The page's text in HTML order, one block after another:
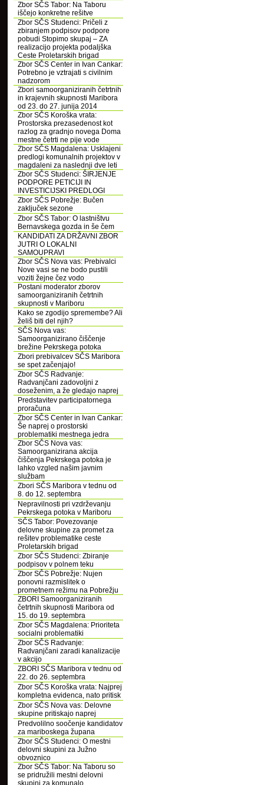
Zbor SČS Tabor: Na Taboru
iščejo konkretne rešitve
Zbor SČS Studenci: Pričeli z
zbiranjem podpisov podpore
pobudi Stopimo skupaj – ZA
realizacijo projekta podaljška
Ceste Proletarskih brigad
Zbor SČS Center in Ivan Cankar:
Potrebno je vztrajati s civilnim
nadzorom
Zbori samoorganiziranih četrtnih
in krajevnih skupnosti Maribora
od 23. do 27. junija 2014
Zbor SČS Koroška vrata:
Prostorska prezasedenost kot
razlog za gradnjo novega Doma
mestne četrti ne pije vode
Zbor SČS Magdalena: Usklajeni
predlogi komunalnih projektov v
magdaleni za naslednji dve leti
Zbor SČS Studenci: ŠIRJENJE
PODPORE PETICIJI IN
INVESTICIJSKI PREDLOGI
Zbor SČS Pobrežje: Bučen
zaključek sezone
Zbor SČS Tabor: O lastništvu
Bernavskega gozda in še čem
KANDIDATI ZA DRŽAVNI ZBOR
JUTRI O LOKALNI
SAMOUPRAVI
Zbor SČS Nova vas: Prebivalci
Nove vasi se ne bodo pustili
voziti žejne čez vodo
Postani moderator zborov
samoorganiziranih četrtnih
skupnosti v Mariboru
Kako se zgodijo spremembe? Ali
želiš biti del njih?
SČS Nova vas:
Samoorganizirano čiščenje
brežine Pekrskega potoka
Zbori prebivalcev SČS Maribora
se spet začenjajo!
Zbor SČS Radvanje:
Radvanjčani zadovoljni z
doseženim, a že gledajo naprej
Predstavitev participatornega
proračuna
Zbor SČS Center in Ivan Cankar:
Še naprej o prostorski
problematiki mestnega jedra
Zbor SČS Nova vas:
Samoorganizirana akcija
čiščenja Pekrskega potoka je
lahko vzgled našim javnim
službam
Zbori SČS Maribora v tednu od
8. do 12. septembra
Nepravilnosti pri vzdrževanju
Pekrskega potoka v Mariboru
SČS Tabor: Povezovanje
delovne skupine za promet za
rešitev problematike ceste
Proletarskih brigad
Zbor SČS Studenci: Zbiranje
podpisov v polnem teku
Zbor SČS Pobrežje: Nujen
ponovni razmislitek o
prometnem režimu na Pobrežju
ZBORI Samoorganiziranih
četrtnih skupnosti Maribora od
15. do 19. septembra
Zbor SČS Magdalena: Prioriteta
socialni problematiki
Zbor SČS Radvanje:
Radvanjčani zaradi kanalizacije
v akcijo
ZBORI SČS Maribora v tednu od
22. do 26. septembra
Zbor SČS Koroška vrata: Najprej
kompletna evidenca, nato pritisk
Zbor SČS Nova vas: Delovne
skupine pritiskajo naprej
Predvolilno soočenje kandidatov
za mariboskega župana
Zbor SČS Studenci: O mestni
delovni skupini za Južno
obvoznico
Zbor SČS Tabor: Na Taboru so
se pridružili mestni delovni
skupini za komunalo